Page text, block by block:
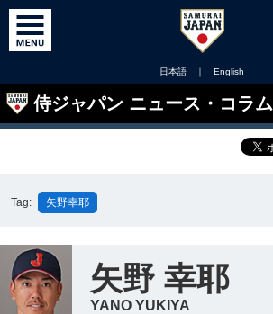
日本語 ｜ English
侍ジャパン ニュース・コラム
Tag: 矢野幸耶
矢野 幸耶
YANO YUKIYA